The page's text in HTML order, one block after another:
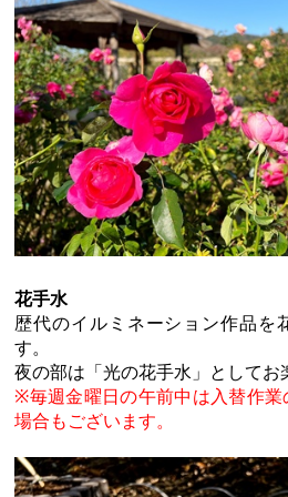
花手水
歴代のイルミネーション作品を
す。
夜の部は「光の花手水」としてお
※毎週金曜日の午前中は入替作
場合もございます。